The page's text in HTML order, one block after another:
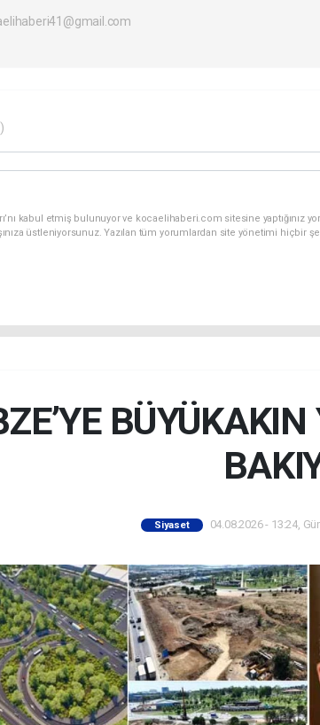
kabul etmiş bulunuyor ve kocaelihaberi.com sitesine yaptığınız
üstleniyorsunuz. Yazılan tüm yorumlardan site yönetimi hiçbir
Siyaset 04.08.2026 - 13:24,